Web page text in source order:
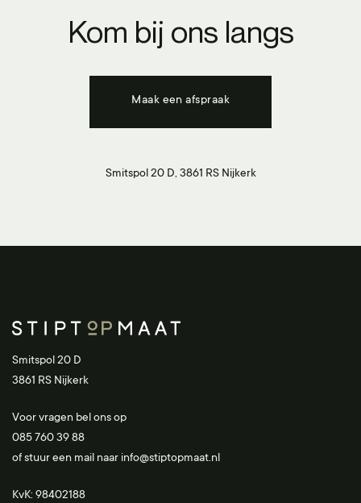
Kom bij ons langs
Maak een afspraak
Smitspol 20 D, 3861 RS Nijkerk
Smitspol 20 D
3861 RS Nijkerk
Voor vragen bel ons op
085 760 39 88
of stuur een mail naar info@stiptopmaat.nl
KvK: 98402188